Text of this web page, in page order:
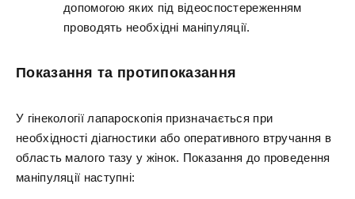
допомогою яких під відеоспостереженням
проводять необхідні маніпуляції.
Показання та протипоказання
У гінекології лапароскопія призначається при
необхідності діагностики або оперативного втручання в
область малого тазу у жінок. Показання до проведення
маніпуляції наступні: